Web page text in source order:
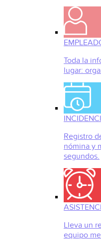
Toda la
lugar:
Registro
nómina y
segundos.
Lleva un
equipo